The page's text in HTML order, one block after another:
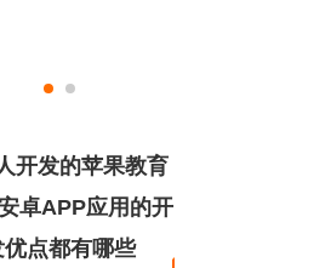
开发的苹果教育
卓APP应用的开
优点都有哪些